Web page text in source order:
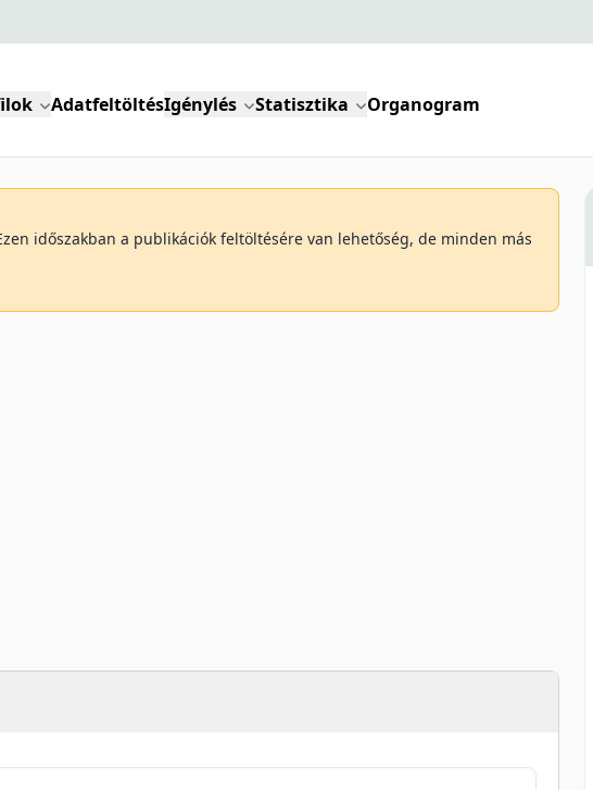
AdatfeltöltésIgénylés Statisztika Organogram
időszakban a publikációk feltöltésére van lehetőség, de minden más